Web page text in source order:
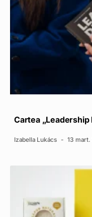
Cartea
Izabella Lukács 13 mart.